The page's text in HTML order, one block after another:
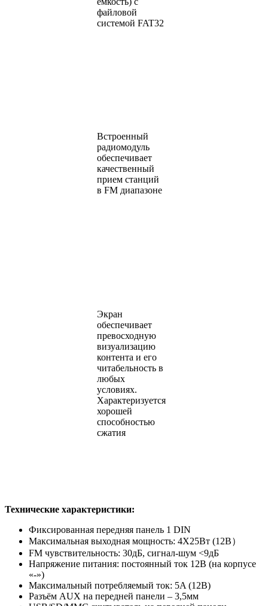
файловой
системой FAT32
Встроенный
радиомодуль
обеспечивает
качественный
прием станций
в FM диапазоне
Экран
обеспечивает
превосходную
визуализацию
контента и его
читабельность в
любых
условиях.
Характеризуется
хорошей
способностью
сжатия
Технические характеристики:
Фиксированная передняя панель 1 DIN
Максимальная выходная мощность: 4X25Вт (12В）
FM чувствительность: 30дБ, сигнал-шум <9дБ
Напряжение питания: постоянный ток 12В (на корпусе
«-»)
Максимальный потребляемый ток: 5A (12В)
Разъём AUX на передней панели – 3,5мм